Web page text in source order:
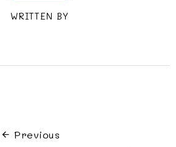
WRITTEN BY
Previous